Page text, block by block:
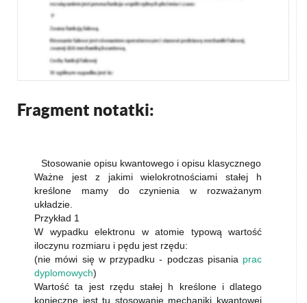
Fragment notatki:
Stosowanie opisu kwantowego i opisu klasycznego
Ważne jest z jakimi wielokrotnościami stałej h
kreślone mamy do czynienia w rozważanym
układzie.
Przykład 1
W wypadku elektronu w atomie typową wartość
iloczynu rozmiaru i pędu jest rzędu:
(nie mówi się w przypadku - podczas pisania prac
dyplomowych)
Wartość ta jest rzędu stałej h kreślone i dlatego
konieczne jest tu stosowanie mechaniki kwantowej